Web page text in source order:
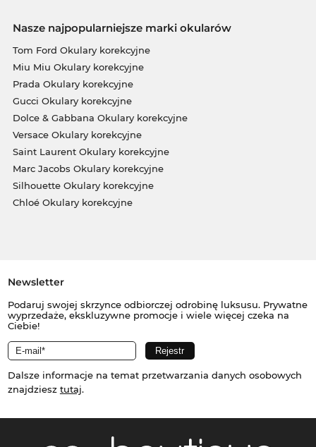
Nasze najpopularniejsze marki okularów
Tom Ford Okulary korekcyjne
Miu Miu Okulary korekcyjne
Prada Okulary korekcyjne
Gucci Okulary korekcyjne
Dolce & Gabbana Okulary korekcyjne
Versace Okulary korekcyjne
Saint Laurent Okulary korekcyjne
Marc Jacobs Okulary korekcyjne
Silhouette Okulary korekcyjne
Chloé Okulary korekcyjne
Newsletter
Podaruj swojej skrzynce odbiorczej odrobinę luksusu. Prywatne
wyprzedaże, ekskluzywne promocje i wiele więcej czeka na
Ciebie!
Dalsze informacje na temat przetwarzania danych osobowych
znajdziesz tutaj.